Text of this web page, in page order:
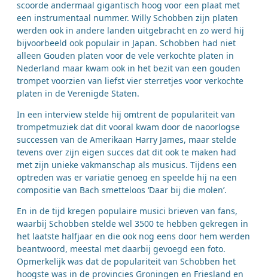
scoorde andermaal gigantisch hoog voor een plaat met
een instrumentaal nummer. Willy Schobben zijn platen
werden ook in andere landen uitgebracht en zo werd hij
bijvoorbeeld ook populair in Japan. Schobben had niet
alleen Gouden platen voor de vele verkochte platen in
Nederland maar kwam ook in het bezit van een gouden
trompet voorzien van liefst vier sterretjes voor verkochte
platen in de Verenigde Staten.
In een interview stelde hij omtrent de populariteit van
trompetmuziek dat dit vooral kwam door de naoorlogse
successen van de Amerikaan Harry James, maar stelde
tevens over zijn eigen succes dat dit ook te maken had
met zijn unieke vakmanschap als musicus. Tijdens een
optreden was er variatie genoeg en speelde hij na een
compositie van Bach smetteloos ‘Daar bij die molen’.
En in de tijd kregen populaire musici brieven van fans,
waarbij Schobben stelde wel 3500 te hebben gekregen in
het laatste halfjaar en die ook nog eens door hem werden
beantwoord, meestal met daarbij gevoegd een foto.
Opmerkelijk was dat de populariteit van Schobben het
hoogste was in de provincies Groningen en Friesland en